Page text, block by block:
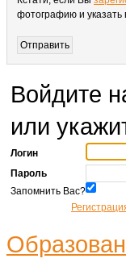
фотографию и
Войдите
или
Логин
Пароль
Запомнить Вас?